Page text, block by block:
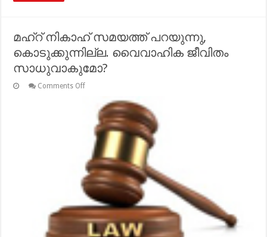
മഹ്‌റ് നികാഹ് സമയത്ത് പറയുന്നു,
കൊടുക്കുന്നില്ല. വൈവാഹിക ജീവിതം
സാധുവാകുമോ?
Comments Offon
നികാഹ്
സമയത്ത്
പറയുന്നു,
കൊടുക്കുന്നില്ല.
വൈവാഹിക
ജീവിതം
സാധുവാകുമോ?